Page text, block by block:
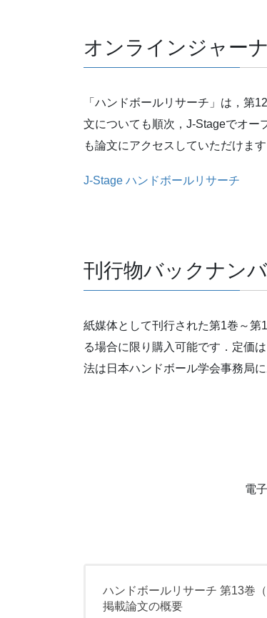
オンラインジャー
「ハンドボールリサーチ」は，第
文についても順次，J-Stageでオー
も論文にアクセスしていただけます
J-Stage ハンドボールリサーチ
刊行物バックナン
紙媒体として刊行された第1巻～
る場合に限り購入可能です．定価
法は日本ハンドボール学会事務局
電
ハンドボールリサーチ 第13巻（
掲載論文の概要